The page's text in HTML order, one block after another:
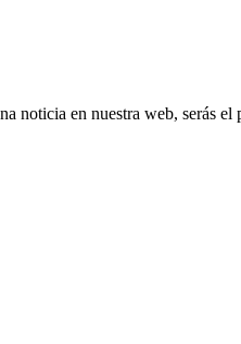
noticia en nuestra web, serás el